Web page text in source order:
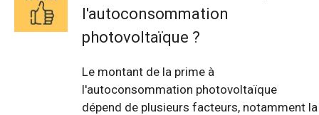
l'autoconsommation
photovoltaïque ?
Le montant de la prime à
l'autoconsommation photovoltaïque
dépend de plusieurs facteurs, notamment la